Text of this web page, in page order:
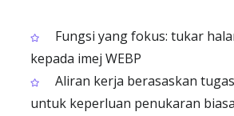
Fungsi yang fokus: tukar
kepada imej WEBP
Aliran kerja berasaskan
untuk keperluan penukaran biasa